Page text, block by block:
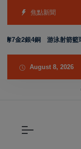
焦點新聞
2銀4銅 游泳射箭籃球跆拳
August 8, 2026